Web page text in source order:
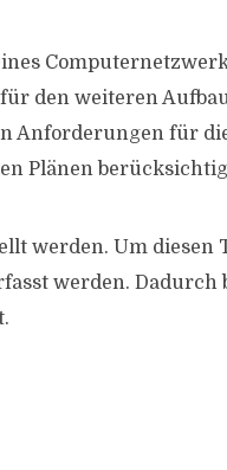
für den weiteren
Anforderungen für
Plänen
werden. Um diesen
werden. Dadurch